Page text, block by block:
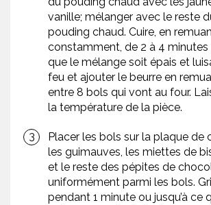
vanille; mélanger avec le reste
pouding chaud. Cuire, en
constamment, de 2 à 4 minutes
que le mélange soit épais et
feu et ajouter le beurre en
entre 8 bols qui vont au four.
la température de la pièce.
Placer les bols sur la plaque de
les guimauves, les miettes de
et le reste des pépites de
uniformément parmi les bols.
pendant 1 minute ou jusqu’à ce